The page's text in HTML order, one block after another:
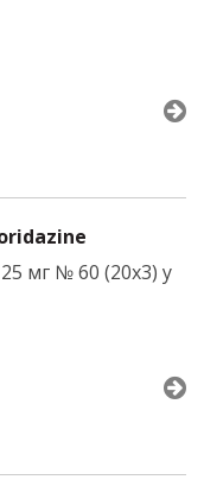
мг № 60 (20х3) у